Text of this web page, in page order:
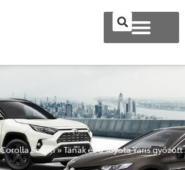
Sedan»Tänak és a Toyota Yaris győzött